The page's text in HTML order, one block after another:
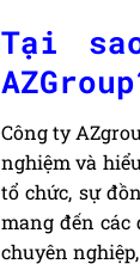
Tại
Công ty
nghiệm và
tổ chức, sự
mang đến
chuyên